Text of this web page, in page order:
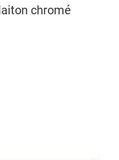
chromé